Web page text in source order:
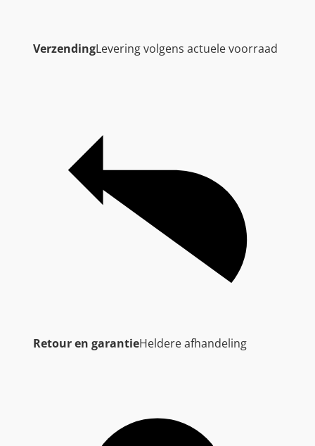
VerzendingLevering volgens actuele voorraad
Retour en garantieHeldere afhandeling